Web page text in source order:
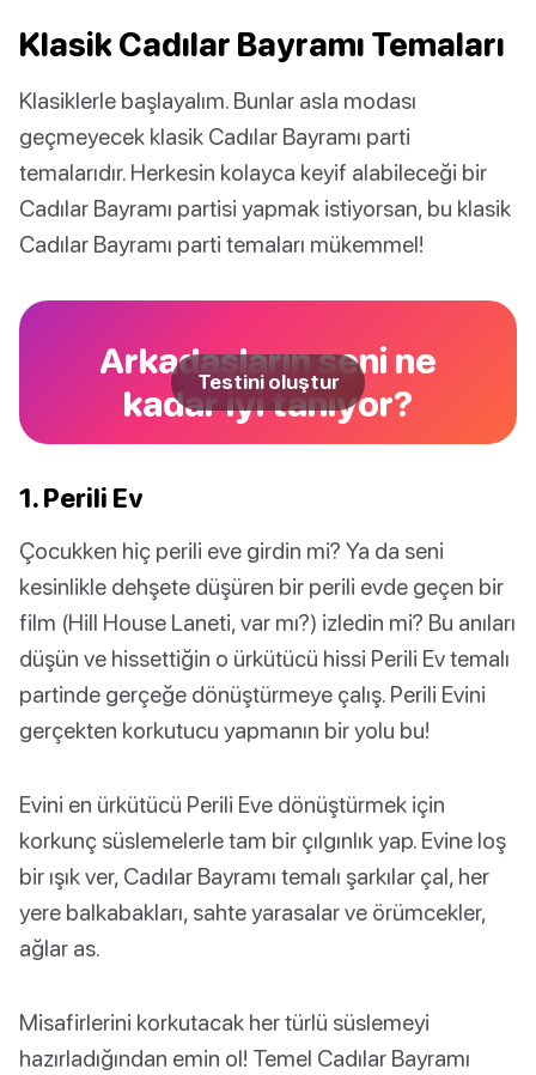
Klasik Cadılar Bayramı Temaları
Klasiklerle başlayalım. Bunlar asla modası
geçmeyecek klasik Cadılar Bayramı parti
temalarıdır. Herkesin kolayca keyif alabileceği bir
Cadılar Bayramı partisi yapmak istiyorsan, bu klasik
Cadılar Bayramı parti temaları mükemmel!
Arkadaşların seni ne
kadar iyi tanıyor?
Testini oluştur
1. Perili Ev
Çocukken hiç perili eve girdin mi? Ya da seni
kesinlikle dehşete düşüren bir perili evde geçen bir
film (Hill House Laneti, var mı?) izledin mi? Bu anıları
düşün ve hissettiğin o ürkütücü hissi Perili Ev temalı
partinde gerçeğe dönüştürmeye çalış. Perili Evini
gerçekten korkutucu yapmanın bir yolu bu!
Evini en ürkütücü Perili Eve dönüştürmek için
korkunç süslemelerle tam bir çılgınlık yap. Evine loş
bir ışık ver, Cadılar Bayramı temalı şarkılar çal, her
yere balkabakları, sahte yarasalar ve örümcekler,
ağlar as.
Misafirlerini korkutacak her türlü süslemeyi
hazırladığından emin ol! Temel Cadılar Bayramı